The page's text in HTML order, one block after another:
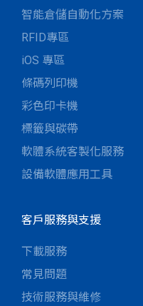
智能倉儲自動化方案
RFID專區
iOS 專區
條碼列印機
彩色印卡機
標籤與碳帶
軟體系統客製化服務
設備軟體應用工具
客戶服務與支援
下載服務
常見問題
技術服務與維修